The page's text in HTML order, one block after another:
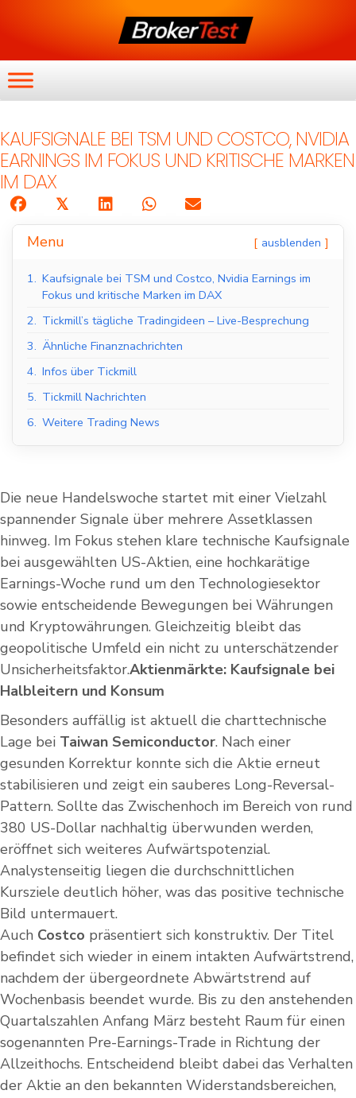
KAUFSIGNALE BEI TSM UND COSTCO, NVIDIA
EARNINGS IM FOKUS UND KRITISCHE MARKEN
IM DAX
𝕏
Menu ausblenden
1. Kaufsignale bei TSM und Costco, Nvidia Earnings im
Fokus und kritische Marken im DAX
2. Tickmill’s tägliche Tradingideen – Live-Besprechung
3. Ähnliche Finanznachrichten
4. Infos über Tickmill
5. Tickmill Nachrichten
6. Weitere Trading News
Die neue Handelswoche startet mit einer Vielzahl
spannender Signale über mehrere Assetklassen
hinweg. Im Fokus stehen klare technische Kaufsignale
bei ausgewählten US-Aktien, eine hochkarätige
Earnings-Woche rund um den Technologiesektor
sowie entscheidende Bewegungen bei Währungen
und Kryptowährungen. Gleichzeitig bleibt das
geopolitische Umfeld ein nicht zu unterschätzender
Unsicherheitsfaktor.Aktienmärkte: Kaufsignale bei
Halbleitern und Konsum
Besonders auffällig ist aktuell die charttechnische
Lage bei Taiwan Semiconductor. Nach einer
gesunden Korrektur konnte sich die Aktie erneut
stabilisieren und zeigt ein sauberes Long-Reversal-
Pattern. Sollte das Zwischenhoch im Bereich von rund
380 US-Dollar nachhaltig überwunden werden,
eröffnet sich weiteres Aufwärtspotenzial.
Analystenseitig liegen die durchschnittlichen
Kursziele deutlich höher, was das positive technische
Bild untermauert.
Auch Costco präsentiert sich konstruktiv. Der Titel
befindet sich wieder in einem intakten Aufwärtstrend,
nachdem der übergeordnete Abwärtstrend auf
Wochenbasis beendet wurde. Bis zu den anstehenden
Quartalszahlen Anfang März besteht Raum für einen
sogenannten Pre-Earnings-Trade in Richtung der
Allzeithochs. Entscheidend bleibt dabei das Verhalten
der Aktie an den bekannten Widerstandsbereichen,